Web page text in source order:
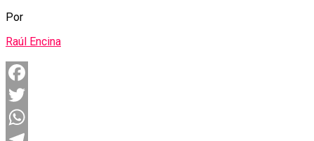
Por
Raúl Encina
Facebook
Twitter